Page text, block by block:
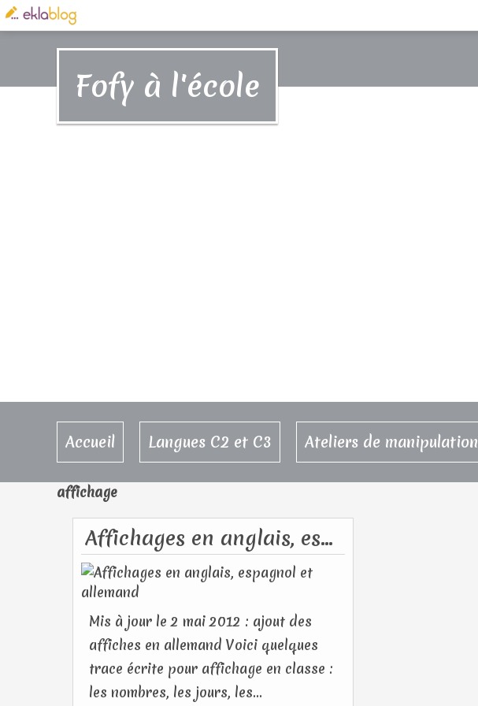
Fofy à l'école
Accueil Langues C2 et C3 Ateliers de manipulation
affichage
Affichages en anglais, espagnol et allemand
Mis à jour le 2 mai 2012 : ajout des
affiches en allemand Voici quelques
trace écrite pour affichage en classe :
les nombres, les jours, les...